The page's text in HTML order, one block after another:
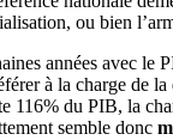
ou bien
années avec le
à la charge de la
du PIB, la
semble donc